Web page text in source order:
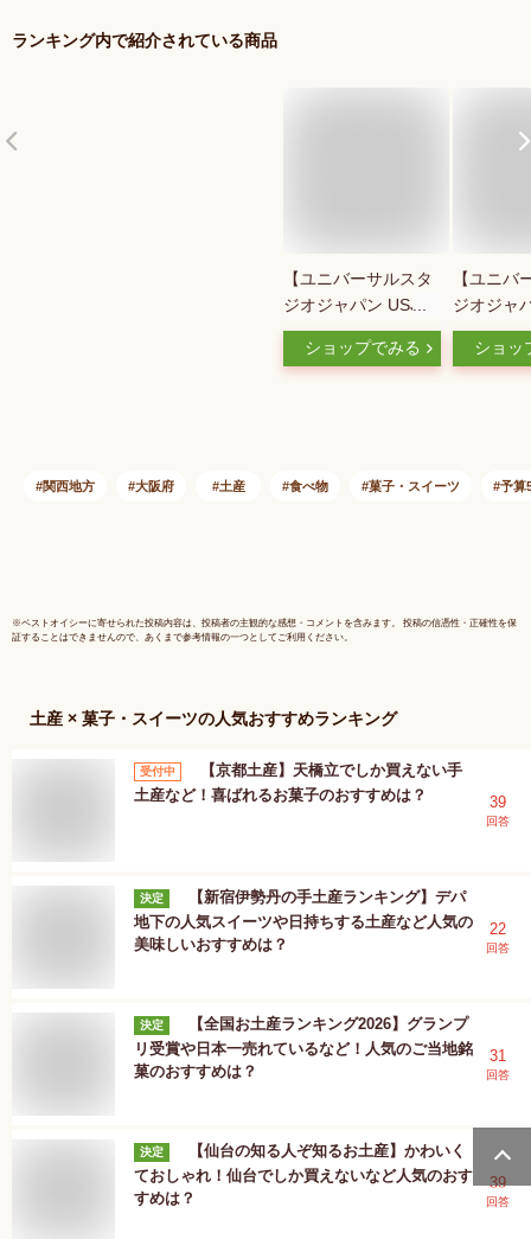
ランキング内で紹介されている商品
【ユニバーサルスタ
ジオジャパン USJ 限
定】 スヌーピー プ
リント クッキー
ショップでみる
【ユニバ
ジオジャ
定】キノ
チョコレ
ショッ
関西地方 大阪府 土産 食べ物 菓子・スイーツ 予算
※ベストオイシーに寄せられた投稿内容は、投稿者の主観的な感想・コメントを含みます。 投稿の信憑性・正確性を保
証することはできませんので、あくまで参考情報の一つとしてご利用ください。
土産 × 菓子・スイーツの人気おすすめランキング
受付中
【京都土産】天橋立でしか買えない手
土産など！喜ばれるお菓子のおすすめは？
39
回答
決定
【新宿伊勢丹の手土産ランキング】デパ
地下の人気スイーツや日持ちする土産など人気の
美味しいおすすめは？
22
回答
決定
【全国お土産ランキング2026】グランプ
リ受賞や日本一売れているなど！人気のご当地銘
菓のおすすめは？
31
回答
決定
【仙台の知る人ぞ知るお土産】かわいく
ておしゃれ！仙台でしか買えないなど人気のおす
すめは？
39
回答